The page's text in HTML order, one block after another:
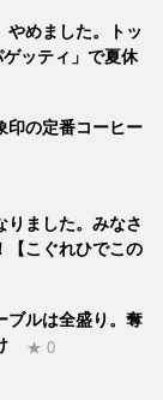
やめました。トッ
ッティ」で夏休
印の定番コーヒー
りました。みなさ
【こぐれひでこの
ブルは全盛り。奪
★ 0